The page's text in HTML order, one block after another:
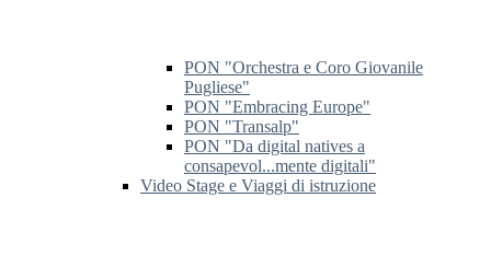
PON "Orchestra e Coro Giovanile
Pugliese"
PON "Embracing Europe"
PON "Transalp"
PON "Da digital natives a
consapevol...mente digitali"
Video Stage e Viaggi di istruzione